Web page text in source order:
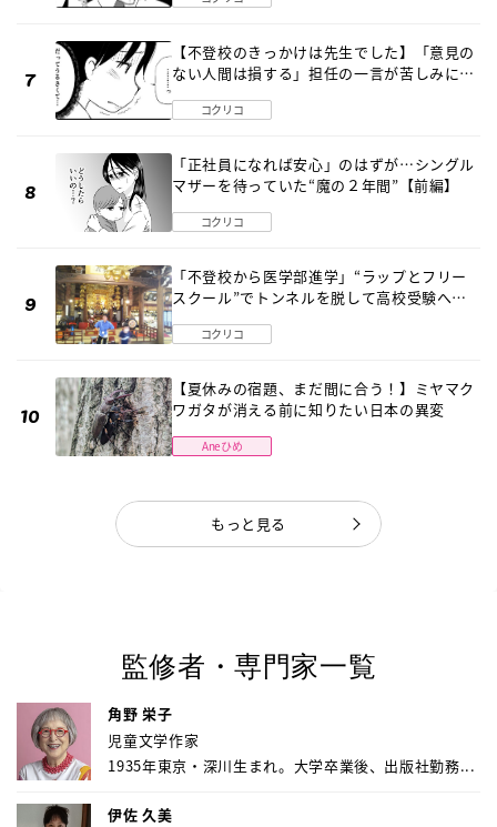
【不登校のきっかけは先生でした】「意見の
ない人間は損する」担任の一言が苦しみに…
コクリコ
「正社員になれば安心」のはずが…シングル
マザーを待っていた“魔の２年間”【前編】
コクリコ
「不登校から医学部進学」“ラップとフリー
スクール”でトンネルを脱して高校受験へ
コクリコ
【夏休みの宿題、まだ間に合う！】ミヤマク
ワガタが消える前に知りたい日本の異変
Aneひめ
もっと見る
監修者・専門家一覧
角野 栄子
児童文学作家
1935年東京・深川生まれ。大学卒業後、出版社勤務...
伊佐 久美